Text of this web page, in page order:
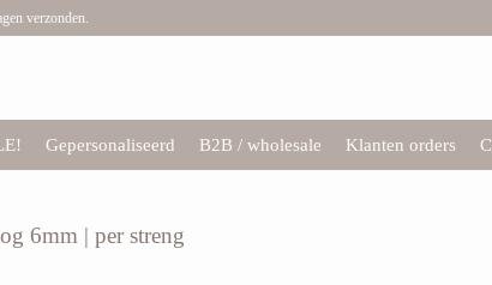
verzonden.
Gepersonaliseerd B2B / wholesale Klanten orders
6mm | per streng